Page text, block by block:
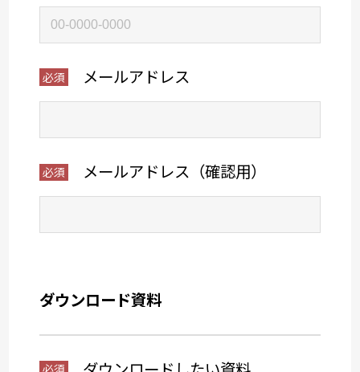
メールアドレス
メールアドレス（確認用）
ダウンロード資料